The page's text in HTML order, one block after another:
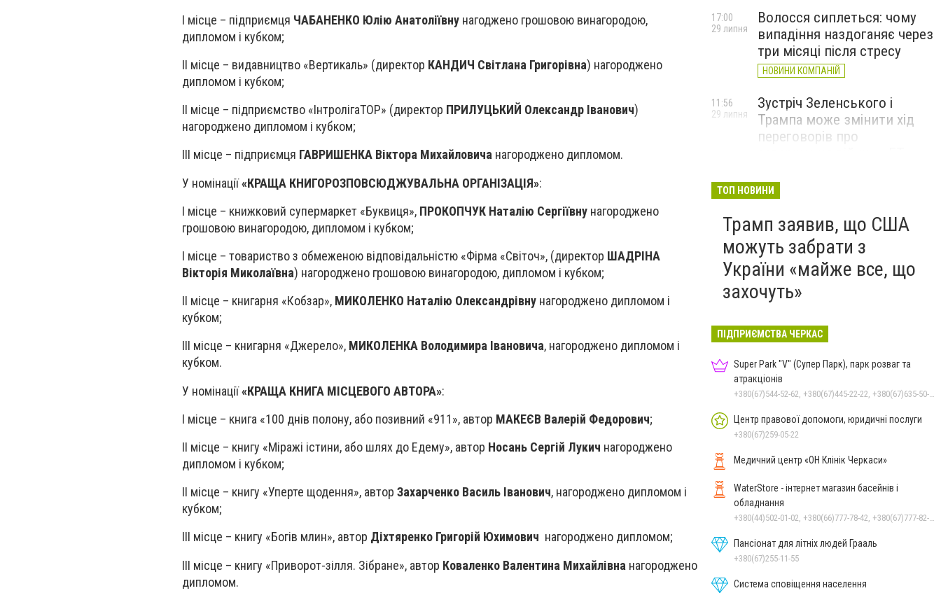
І місце – підприємця ЧАБАНЕНКО Юлію Анатоліївну нагоджено грошовою винагородою,
дипломом і кубком;
ІІ місце – видавництво «Вертикаль» (директор КАНДИЧ Світлана Григорівна) нагороджено
дипломом і кубком;
ІІ місце – підприємство «ІнтролігаТОР» (директор ПРИЛУЦЬКИЙ Олександр Іванович)
нагороджено дипломом і кубком;
ІІІ місце – підприємця ГАВРИШЕНКА Віктора Михайловича нагороджено дипломом.
У номінації«КРАЩА КНИГОРОЗПОВСЮДЖУВАЛЬНА ОРГАНІЗАЦІЯ»:
І місце – книжковий супермаркет «Буквиця», ПРОКОПЧУК Наталію Сергіївну нагороджено
грошовою винагородою, дипломом і кубком;
І місце – товариство з обмеженою відповідальністю «Фірма «Світоч», (директор ШАДРІНА
Вікторія Миколаївна) нагороджено грошовою винагородою, дипломом і кубком;
ІІ місце – книгарня «Кобзар», МИКОЛЕНКО Наталію Олександрівну нагороджено дипломом і
кубком;
ІІІ місце – книгарня «Джерело», МИКОЛЕНКА Володимира Івановича, нагороджено дипломом і
кубком.
У номінації«КРАЩА КНИГА МІСЦЕВОГО АВТОРА»:
І місце – книга «100 днів полону, або позивний «911», автор МАКЕЄВ Валерій Федорович;
ІІ місце – книгу «Міражі істини, або шлях до Едему», автор Носань Сергій Лукич нагороджено
дипломом і кубком;
ІІ місце – книгу «Уперте щодення», автор Захарченко Василь Іванович, нагороджено дипломом і
кубком;
ІІІ місце – книгу «Богів млин», автор Діхтяренко Григорій Юхимович нагороджено дипломом;
ІІІ місце – книгу «Приворот-зілля. Зібране», автор Коваленко Валентина Михайлівна нагороджено
дипломом.
Волосся сиплеться: чому
випадіння наздоганяє через
три місяці після стресу
НОВИНИ КОМПАНІЙ
17:00
29 липня
Зустріч Зеленського і
Трампа може змінити хід
переговорів про
11:56
29 липня
ТОП НОВИНИ
Трамп заявив, що США
можуть забрати з
України «майже все, що
захочуть»
ПІДПРИЄМСТВА ЧЕРКАС
Super Park "V" (Супер Парк), парк розваг та
атракціонів
+380(67)544-52-62, +380(67)445-22-22, +380(67)635-50-50
Центр правової допомоги, юридичні послуги
+380(67)259-05-22
Медичний центр «ОН Клінік Черкаси»
WaterStore - інтернет магазин басейнів і
обладнання
+380(44)502-01-02, +380(66)777-78-42, +380(67)777-82-19, +380(67)890-80-80, +380(73)890-80-80, +380(44)502-01-03
Пансіонат для літніх людей Грааль
+380(67)255-11-55
Система сповіщення населення